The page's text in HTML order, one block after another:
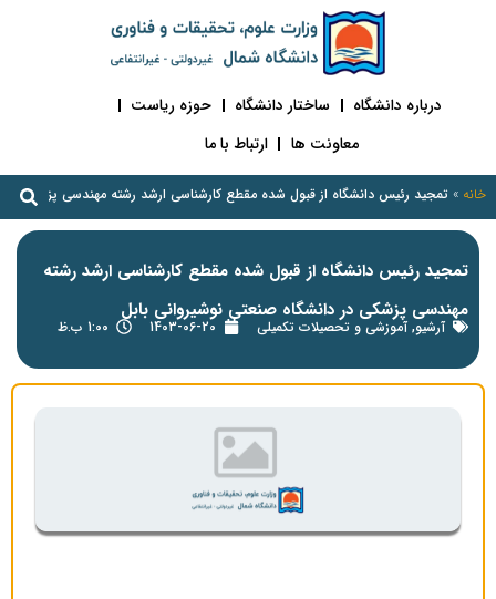
درباره دانشگاه ساختار دانشگاه
حوزه ریاست
معاونت ها
ارتباط با ما
خانه »تمجید رئیس دانشگاه از قبول شده مقطع کارشناسی ارشد رشته مهندسی پزشکی در
تمجید رئیس دانشگاه از قبول شده مقطع کارشناسی ارشد رشته
مهندسی پزشکی در دانشگاه صنعتی نوشیروانی بابل
آرشیو, آموزشی و تحصیلات تکمیلی 1403-06-20 1:00 ب.ظ